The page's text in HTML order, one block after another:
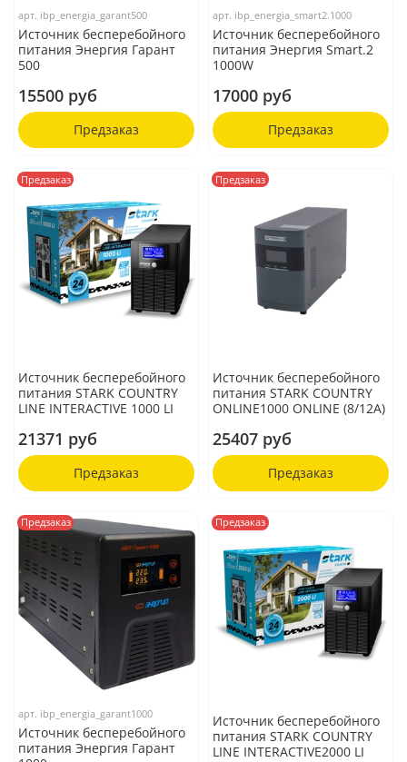
арт. ibp_energia_garant500
Источник бесперебойного
питания Энергия Гарант
500
15500 руб
Предзаказ
арт. ibp_energia_smart2.1000
Источник бесперебойного
питания Энергия Smart.2
1000W
17000 руб
Предзаказ
Предзаказ
Источник бесперебойного
питания STARK COUNTRY
LINE INTERACTIVE 1000 LI
21371 руб
Предзаказ
Предзаказ
Источник бесперебойного
питания STARK COUNTRY
ONLINE1000 ONLINE (8/12A)
25407 руб
Предзаказ
Предзаказ
арт. ibp_energia_garant1000
Источник бесперебойного
питания Энергия Гарант
Предзаказ
Источник бесперебойного
питания STARK COUNTRY
LINE INTERACTIVE2000 LI